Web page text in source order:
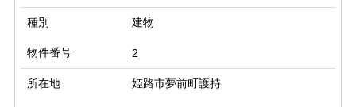
種別 建物
物件番号 2
所在地 姫路市夢前町護持